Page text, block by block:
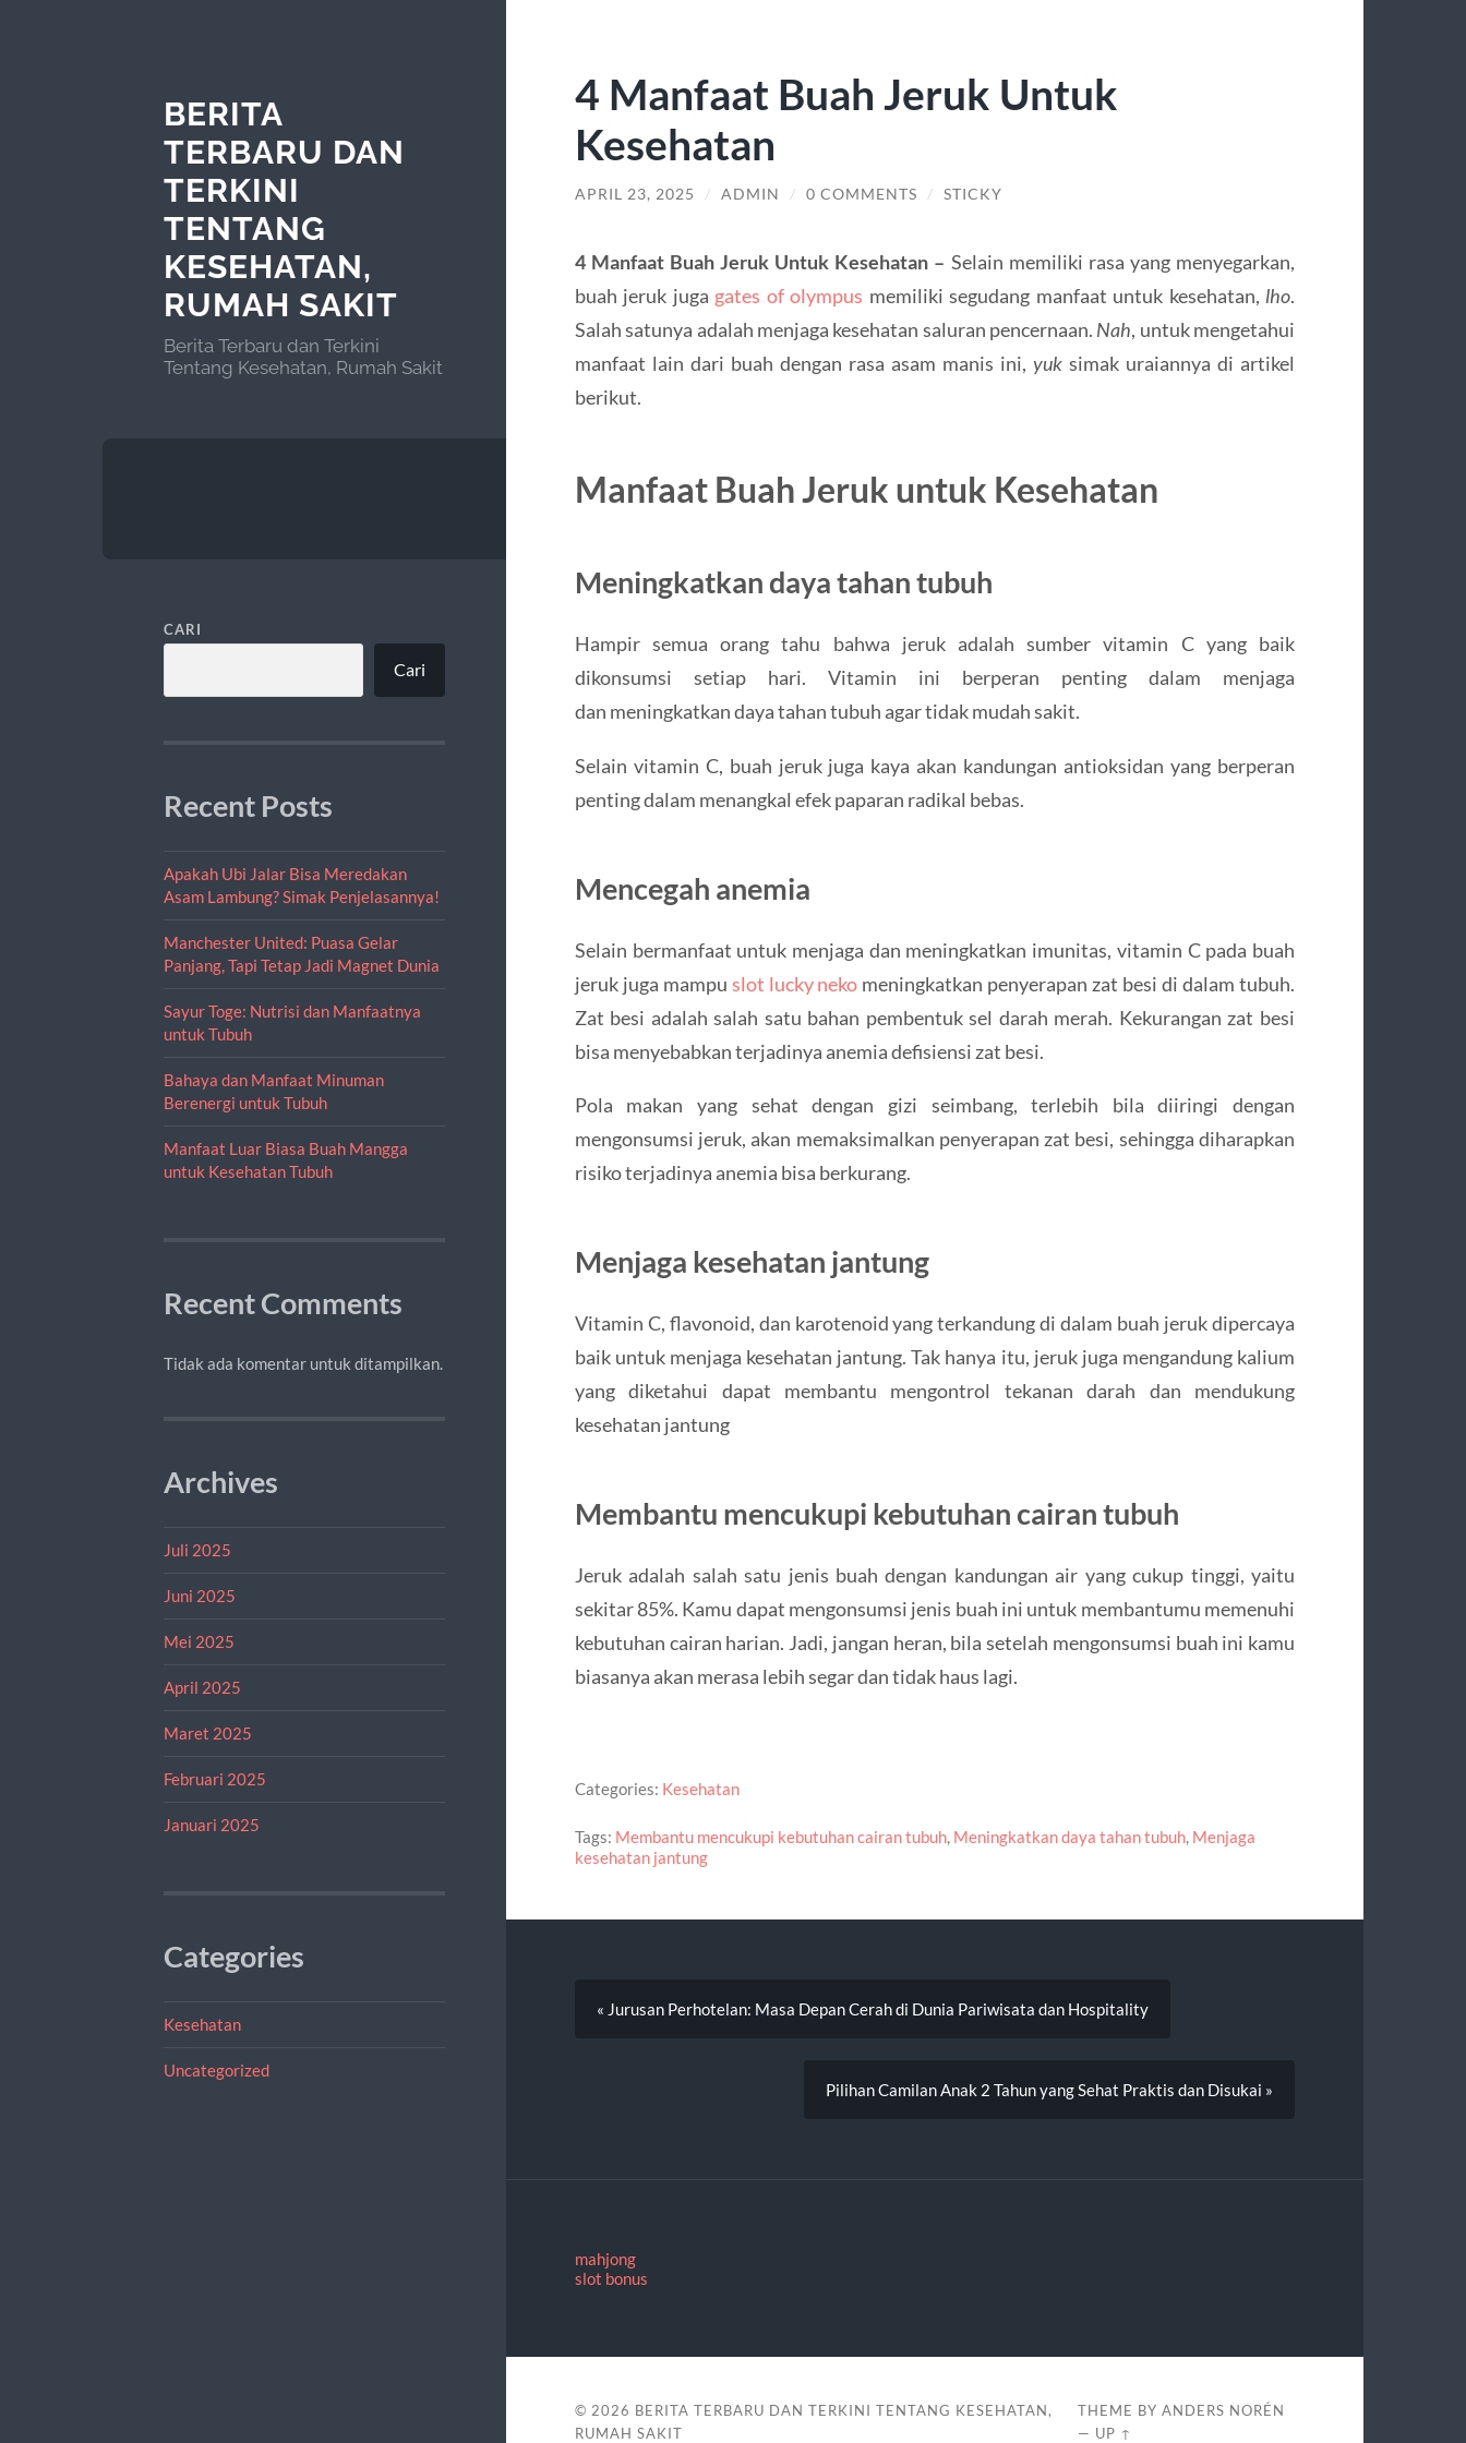
BERITA
TERBARU DAN
TERKINI
TENTANG
KESEHATAN,
RUMAH SAKIT
Berita Terbaru dan Terkini
Tentang Kesehatan, Rumah Sakit
CARI
Cari
Recent Posts
Apakah Ubi Jalar Bisa Meredakan
Asam Lambung? Simak Penjelasannya!
Manchester United: Puasa Gelar
Panjang, Tapi Tetap Jadi Magnet Dunia
Sayur Toge: Nutrisi dan Manfaatnya
untuk Tubuh
Bahaya dan Manfaat Minuman
Berenergi untuk Tubuh
Manfaat Luar Biasa Buah Mangga
untuk Kesehatan Tubuh
Recent Comments
Tidak ada komentar untuk ditampilkan.
Archives
Juli 2025
Juni 2025
Mei 2025
April 2025
Maret 2025
Februari 2025
Januari 2025
Categories
Kesehatan
Uncategorized
4 Manfaat Buah Jeruk Untuk
Kesehatan
APRIL 23, 2025 / ADMIN / 0 COMMENTS / STICKY
4 Manfaat Buah Jeruk Untuk Kesehatan – Selain memiliki rasa yang menyegarkan,
buah jeruk juga gates of olympus memiliki segudang manfaat untuk kesehatan,lho.
Salah satunya adalah menjaga kesehatan saluran pencernaan. Nah, untuk mengetahui
manfaat lain dari buah dengan rasa asam manis ini, yuksimak uraiannya di artikel
berikut.
Manfaat Buah Jeruk untuk Kesehatan
Meningkatkan daya tahan tubuh
Hampir semua orang tahu bahwa jeruk adalah sumber vitamin C yang baik
dikonsumsi setiap hari. Vitamin ini berperan penting dalam menjaga
dan meningkatkan daya tahan tubuh agar tidak mudah sakit.
Selain vitamin C, buah jeruk juga kaya akan kandungan antioksidan yang berperan
penting dalam menangkal efek paparan radikal bebas.
Mencegah anemia
Selain bermanfaat untuk menjaga dan meningkatkan imunitas, vitamin C pada buah
jeruk juga mampu slot lucky neko meningkatkan penyerapan zat besi di dalam tubuh.
Zat besi adalah salah satu bahan pembentuk sel darah merah. Kekurangan zat besi
bisa menyebabkan terjadinya anemia defisiensi zat besi.
Pola makan yang sehat dengan gizi seimbang, terlebih bila diiringi dengan
mengonsumsi jeruk, akan memaksimalkan penyerapan zat besi, sehingga diharapkan
risiko terjadinya anemia bisa berkurang.
Menjaga kesehatan jantung
Vitamin C, flavonoid, dan karotenoid yang terkandung di dalam buah jeruk dipercaya
baik untuk menjaga kesehatan jantung. Tak hanya itu, jeruk juga mengandung kalium
yang diketahui dapat membantu mengontrol tekanan darah dan mendukung
kesehatan jantung
Membantu mencukupi kebutuhan cairan tubuh
Jeruk adalah salah satu jenis buah dengan kandungan air yang cukup tinggi, yaitu
sekitar 85%. Kamu dapat mengonsumsi jenis buah ini untuk membantumu memenuhi
kebutuhan cairan harian. Jadi, jangan heran, bila setelah mengonsumsi buah ini kamu
biasanya akan merasa lebih segar dan tidak haus lagi.
Categories: Kesehatan
Tags: Membantu mencukupi kebutuhan cairan tubuh, Meningkatkan daya tahan tubuh, Menjaga
kesehatan jantung
« Jurusan Perhotelan: Masa Depan Cerah di Dunia Pariwisata dan Hospitality
Pilihan Camilan Anak 2 Tahun yang Sehat Praktis dan Disukai »
mahjong
slot bonus
© 2026 BERITA TERBARU DAN TERKINI TENTANG KESEHATAN,
RUMAH SAKIT
THEME BYANDERS NORÉN
— UP ↑